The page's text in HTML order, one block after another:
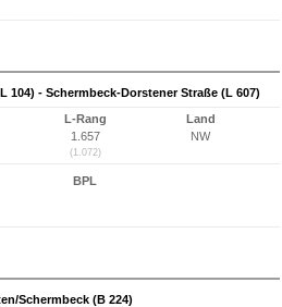
104) - Schermbeck-Dorstener Straße (L 607)
L-Rang
1.657
(1.072)
Land
NW
BPL
Schermbeck (B 224)